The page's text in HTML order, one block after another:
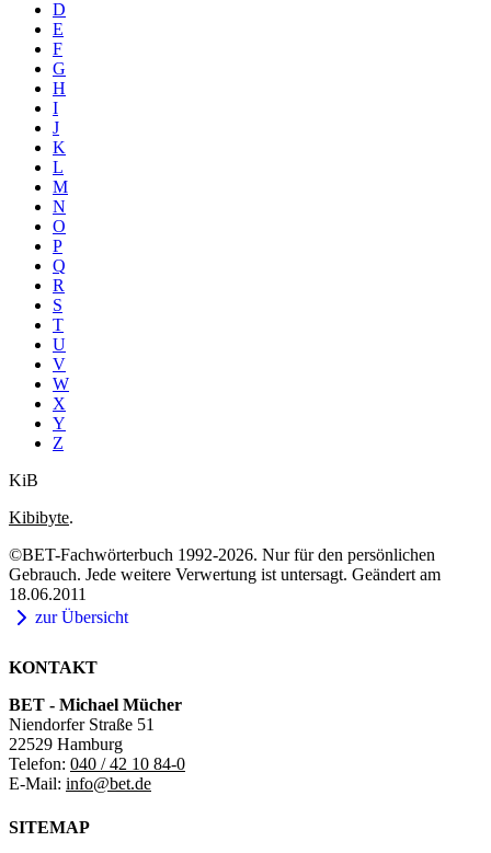
D
E
F
G
H
I
J
K
L
M
N
O
P
Q
R
S
T
U
V
W
X
Y
Z
KiB
Kibibyte.
©BET-Fachwörterbuch 1992-2026. Nur für den persönlichen
Gebrauch. Jede weitere Verwertung ist untersagt. Geändert am
18.06.2011
zur Übersicht
KONTAKT
BET - Michael Mücher
Niendorfer Straße 51
22529 Hamburg
Telefon: 040 / 42 10 84-0
E-Mail: info@bet.de
SITEMAP